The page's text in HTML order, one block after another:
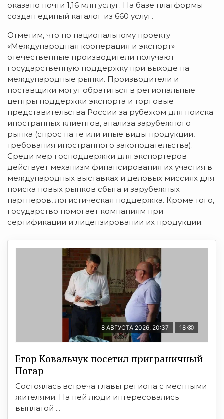
оказано почти 1,16 млн услуг. На базе платформы
создан единый каталог из 660 услуг.
Отметим, что по национальному проекту
«Международная кооперация и экспорт»
отечественные производители получают
государственную поддержку при выходе на
международные рынки. Производители и
поставщики могут обратиться в региональные
центры поддержки экспорта и торговые
представительства России за рубежом для поиска
иностранных клиентов, анализа зарубежного
рынка (спрос на те или иные виды продукции,
требования иностранного законодательства).
Среди мер господдержки для экспортеров
действует механизм финансирования их участия в
международных выставках и деловых миссиях для
поиска новых рынков сбыта и зарубежных
партнеров, логистическая поддержка. Кроме того,
государство помогает компаниям при
сертификации и лицензировании их продукции.
8 АВГУСТА 2026, 20:37 18
Егор Ковальчук посетил приграничный
Погар
Состоялась встреча главы региона с местными
жителями. На ней люди интересовались
выплатой ...